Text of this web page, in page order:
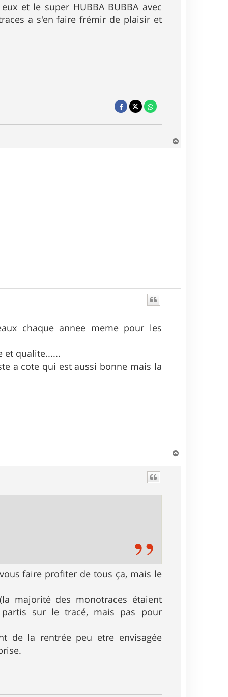
et le super HUBBA BUBBA avec
a s'en faire frémir de plaisir et
a
chaque annee meme pour les
et qualite......
a cote qui est aussi bonne mais la
a
faire profiter de tous ça, mais le
(la majorité des monotraces étaient
partis sur le tracé, mais pas pour
de la rentrée peu etre envisagée